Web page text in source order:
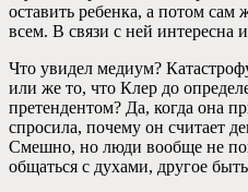
оставить ребенка, а потом
всем. В связи с ней интересна
Что увидел медиум?
или же то, что Клер до
претендентом? Да, когда она
спросила, почему он считает
Смешно, но люди вообще не
общаться с духами, другое